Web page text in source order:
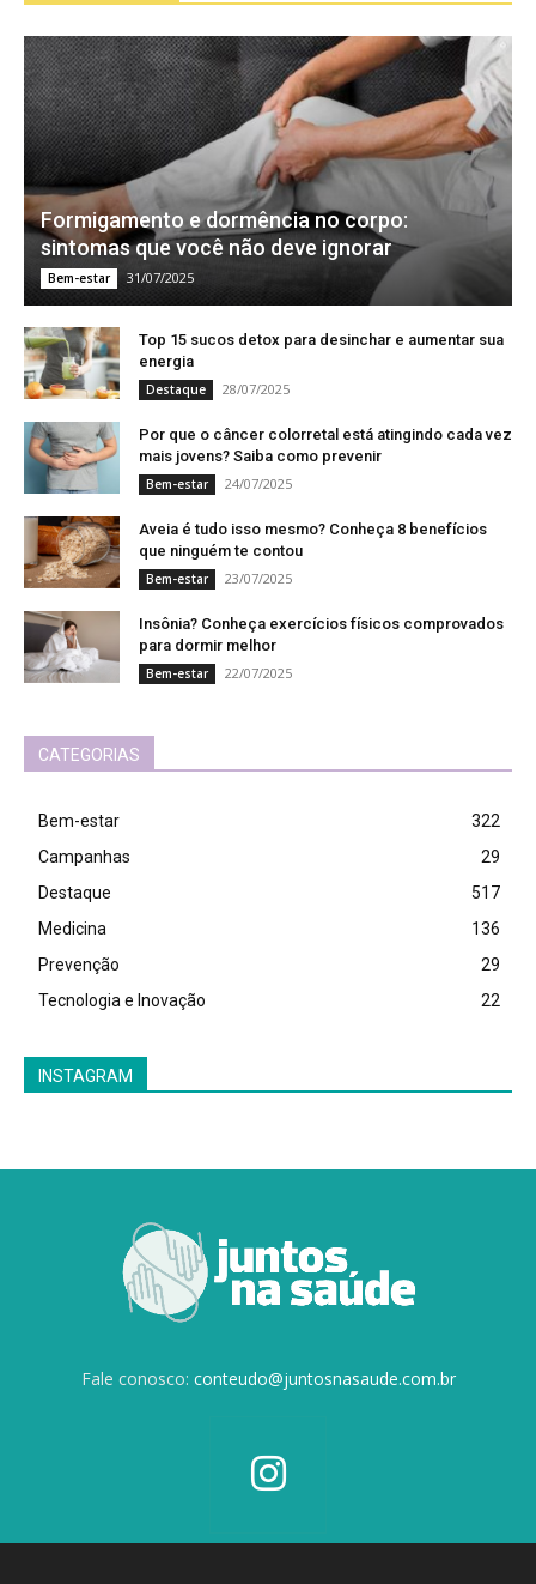
Formigamento e dormência no corpo:
sintomas que você não deve ignorar
Bem-estar 31/07/2025
Top 15 sucos detox para desinchar e aumentar sua
energia
Destaque 28/07/2025
Por que o câncer colorretal está atingindo cada vez
mais jovens? Saiba como prevenir
Bem-estar 24/07/2025
Aveia é tudo isso mesmo? Conheça 8 benefícios
que ninguém te contou
Bem-estar 23/07/2025
Insônia? Conheça exercícios físicos comprovados
para dormir melhor
Bem-estar 22/07/2025
CATEGORIAS
Bem-estar
322
Campanhas
29
Destaque
517
Medicina
136
Prevenção
29
Tecnologia e Inovação
22
INSTAGRAM
Fale conosco: conteudo@juntosnasaude.com.br